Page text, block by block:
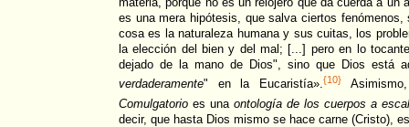
es una mera hipótesis, que salva ciertos
cosa es la naturaleza humana y sus cuitas, los
la elección del bien y del mal; [...] pero en lo
dejado de la mano de Dios", sino que Dios está
verdaderamente" en la Eucaristía».{10}
Comulgatorio es una ontología de los cuerpos a
decir, que hasta Dios mismo se hace carne (Cristo),